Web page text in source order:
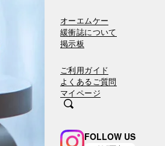
オーエムケー
緩衝誌について
掲示板
ご利用ガイド
よくあるご質問
マイページ
FOLLOW US